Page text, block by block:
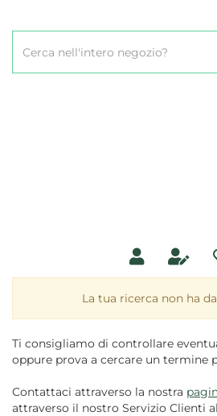
principale
Prodotto
La tua ricerca non ha
Ti consigliamo di controllare
oppure prova a cercare un termine
Contattaci attraverso la nostra
attraverso il nostro Servizio Clienti